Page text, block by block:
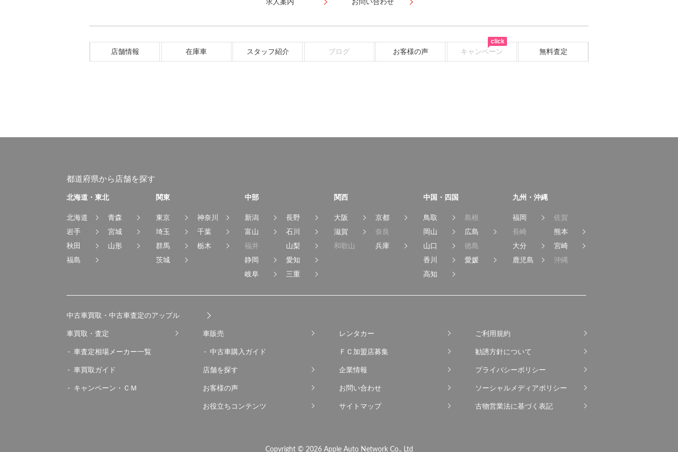
店舗情報 在庫車 スタッフ紹介 ブログ お客様の声 キャンペーン 無料査定
click
都道府県から店舗を探す
北海道・東北
北海道
青森
岩手
宮城
秋田
山形
福島
関東
東京
神奈川
埼玉
千葉
群馬
栃木
茨城
中部
新潟
長野
富山
石川
福井
山梨
静岡
愛知
岐阜
三重
関西
大阪
京都
滋賀
奈良
和歌山
兵庫
中国・四国
鳥取
島根
岡山
広島
山口
徳島
香川
愛媛
高知
九州・沖縄
福岡
佐賀
長崎
熊本
大分
宮崎
鹿児島
沖縄
中古車買取・中古車査定のアップル
車買取・査定
車査定相場メーカー一覧
車買取ガイド
キャンペーン・ＣＭ
車販売
中古車購入ガイド
店舗を探す
お客様の声
お役立ちコンテンツ
レンタカー
ＦＣ加盟店募集
企業情報
お問い合わせ
サイトマップ
ご利用規約
勧誘方針について
プライバシーポリシー
ソーシャルメディアポリシー
古物営業法に基づく表記
Copyright © 2026 Apple Auto Network Co., Ltd